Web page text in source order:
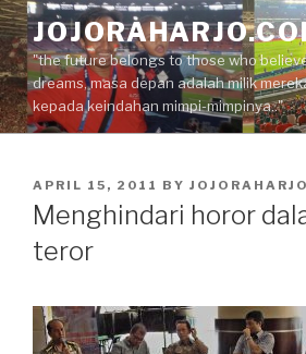
Skip
to
content"the future belongs to those who
dreams, masa depan adalah milik
kepada keindahan mimpi-mimpinya.."
POSTED
ON
APRIL 15, 2011 BY JOJORAHARJO
Menghindari horor
teror